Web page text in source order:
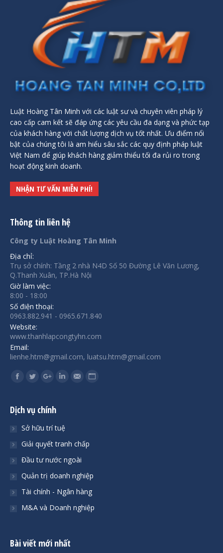
Luật Hoàng Tân Minh với các luật sư và chuyên viên pháp lý
cao cấp cam kết sẽ đáp ứng các yêu cầu đa dạng và phức tạp
của khách hàng với chất lượng dịch vụ tốt nhất. Ưu điểm nổi
bật của chúng tôi là am hiểu sâu sắc các quy định pháp luật
Việt Nam để giúp khách hàng giảm thiểu tối đa rủi ro trong
hoạt động kinh doanh.
NHẬN TƯ VẤN MIỄN PHÍ!
Thông tin liên hệ
Công ty Luật Hoàng Tân Minh
Địa chỉ:
Trụ sở chính: Tầng 2 nhà N4D Số 50 Đường Lê Văn Lương,
Q.Thanh Xuân, TP.Hà Nội
Giờ làm việc:
8:00 - 18:00
Số điện thoại:
0963.882.941 - 0965.671.840
Website:
www.thanhlapcongtyhn.com
Email:
lienhe.htm@gmail.com, luatsu.htm@gmail.com
Find us on:
Facebook
Twitter MailWebsite
Dịch vụ chính
Sở hữu trí tuệ
Giải quyết tranh chấp
Đầu tư nước ngoài
Quản trị doanh nghiệp
Tài chính - Ngân hàng
M&A và Doanh nghiệp
Bài viết mới nhất